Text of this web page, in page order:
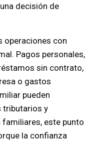
decisión de
operaciones con
Pagos personales,
sin contrato,
o gastos
pueden
tributarios y
este punto
la confianza